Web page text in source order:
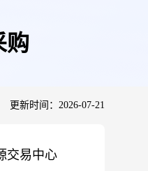
购
更新时间：2026-07-21
交易中心